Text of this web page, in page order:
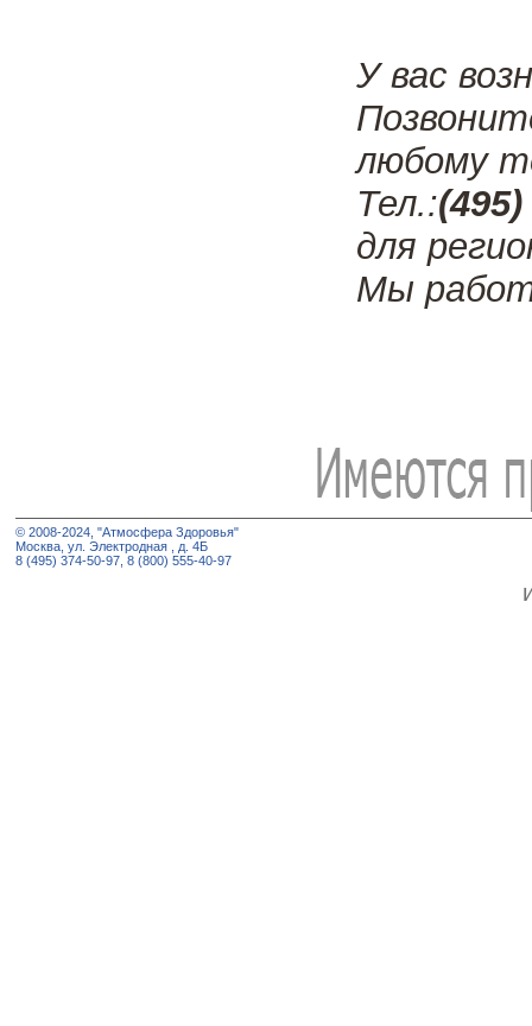
У вас
любому
Тел.:
для
Мы
© 2008-2024, "Атмосфера Здоровья"
Москва, ул. Электродная , д. 4Б
8 (495) 374-50-97, 8 (800) 555-40-97